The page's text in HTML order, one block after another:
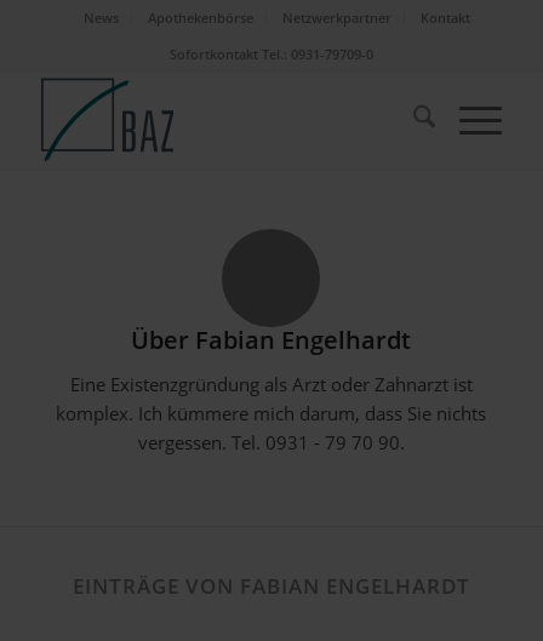
News Apothekenbörse Netzwerkpartner
Kontakt
Sofortkontakt Tel.: 0931-79709-0
Über Fabian Engelhardt
Eine Existenzgründung als Arzt oder Zahnarzt ist
komplex. Ich kümmere mich darum, dass Sie nichts
vergessen. Tel. 0931 - 79 70 90.
EINTRÄGE VON FABIAN ENGELHARDT